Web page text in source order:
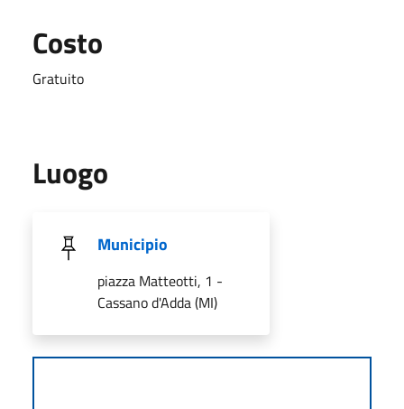
Costo
Gratuito
Luogo
Municipio
piazza Matteotti, 1 -
Cassano d'Adda (MI)